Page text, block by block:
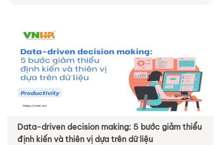
Data-driven decision making: 5 bước giảm thiểu
định kiến và thiên vị dựa trên dữ liệu